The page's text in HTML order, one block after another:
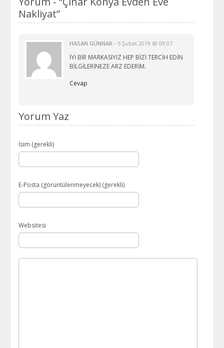
Nakliyat”
HASAN GÜNNAR - 5 Şubat 2019 @ 09:07
İYİ BİR MARKASIYIZ HEP BİZİ TERCİH EDİN
BİLGİLERİNEZE ARZ EDERİM.
Cevap
Yorum Yaz
İsim (gerekli)
E-Posta (görüntülenmeyecek) (gerekli)
Websitesi